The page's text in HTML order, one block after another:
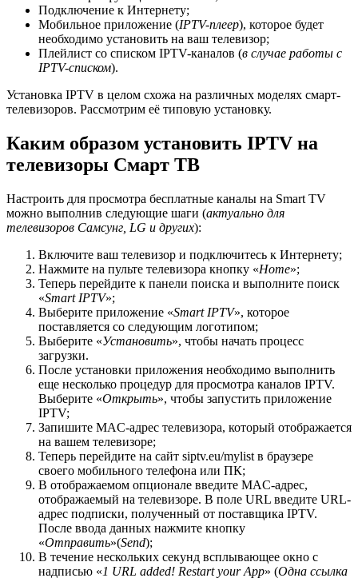
Подключение к Интернету;
Мобильное приложение (IPTV-плеер), которое будет
необходимо установить на ваш телевизор;
Плейлист со списком IPTV-каналов (в случае работы с
IPTV-списком).
Установка IPTV в целом схожа на различных моделях смарт-
телевизоров. Рассмотрим её типовую установку.
Каким образом установить IPTV на
телевизоры Смарт ТВ
Настроить для просмотра бесплатные каналы на Smart TV
можно выполнив следующие шаги (актуально для
телевизоров Самсунг, LG и других):
Включите ваш телевизор и подключитесь к Интернету;
Нажмите на пульте телевизора кнопку «Home»;
Теперь перейдите к панели поиска и выполните поиск
«Smart IPTV»;
Выберите приложение «Smart IPTV», которое
поставляется со следующим логотипом;
Выберите «Установить», чтобы начать процесс
загрузки.
После установки приложения необходимо выполнить
еще несколько процедур для просмотра каналов IPTV.
Выберите «Открыть», чтобы запустить приложение
IPTV;
Запишите MAC-адрес телевизора, который отображается
на вашем телевизоре;
Теперь перейдите на сайт siptv.eu/mylist в браузере
своего мобильного телефона или ПК;
В отображаемом опционале введите MAC-адрес,
отображаемый на телевизоре. В поле URL введите URL-
адрес подписки, полученный от поставщика IPTV.
После ввода данных нажмите кнопку
«Отправить»(Send);
В течение нескольких секунд всплывающее окно с
надписью «1 URL added! Restart your App» (Одна ссылка